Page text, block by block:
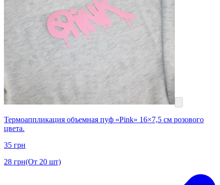
Термоаппликация объемная пуф «Pink» 16×7,5 см розового
цвета.
35 грн
28 грн(От 20 шт)